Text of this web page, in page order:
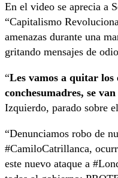
En el video se aprecia a
“Capitalismo
amenazas durante una
gritando mensajes de
“Les vamos a quitar los
conchesumadres, se
Izquierdo, parado sobre
“Denunciamos robo de
#CamiloCatrillanca,
este nuevo ataque a